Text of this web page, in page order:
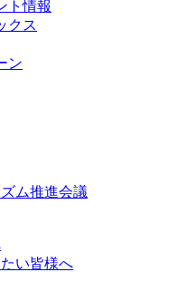
ト情報
クス
ン
ム推進会議
い皆様へ